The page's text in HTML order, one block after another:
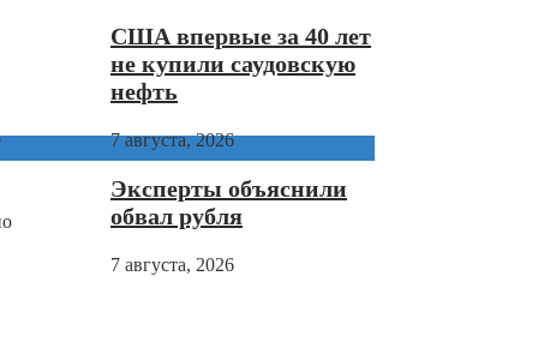
США впервые за 40 лет
не купили саудовскую
нефть
7 августа, 2026
Эксперты объяснили
обвал рубля
7 августа, 2026